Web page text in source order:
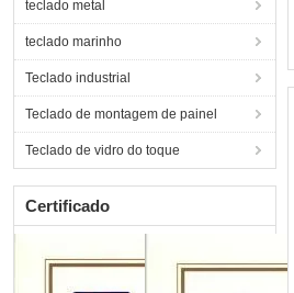
teclado metal
teclado marinho
Teclado industrial
Teclado de montagem de painel
Teclado de vidro do toque
Certificado